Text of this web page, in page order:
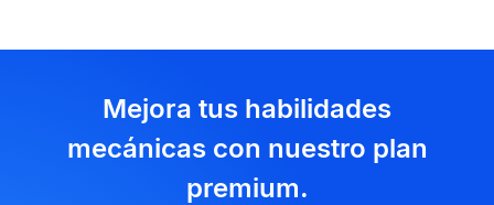
Mejora tus habilidades
mecánicas con nuestro plan
premium.